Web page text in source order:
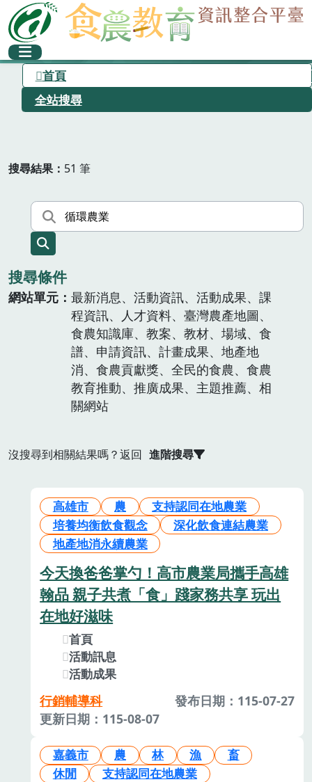
首頁
全站搜尋
搜尋結果 51 筆
搜尋條件
網站單元
最新消息、活動資訊、活動成果、課
程資訊、人才資料、臺灣農產地圖、
食農知識庫、教案、教材、場域、食
譜、申請資訊、計畫成果、地產地
消、食農貢獻獎、全民的食農、食農
教育推動、推廣成果、主題推薦、相
關網站
沒搜尋到相關結果嗎？返回 進階搜尋
高雄市 農
支持認同在地農業
培養均衡飲食觀念
深化飲食連結農業
地產地消永續農業
今天換爸爸掌勺！高市農業局攜手高雄
翰品 親子共煮「食」踐家務共享 玩出
在地好滋味
首頁
活動訊息
活動成果
行銷輔導科
發布日期：115-07-27
更新日期：115-08-07
嘉義市 農 林 漁
畜
休閒
支持認同在地農業